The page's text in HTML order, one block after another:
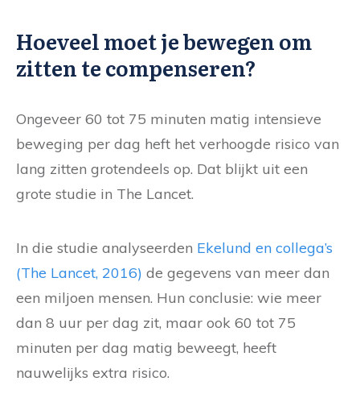
Hoeveel moet je bewegen om
zitten te compenseren?
Ongeveer 60 tot 75 minuten matig intensieve
beweging per dag heft het verhoogde risico van
lang zitten grotendeels op. Dat blijkt uit een
grote studie in The Lancet.
In die studie analyseerden Ekelund en collega’s
(The Lancet, 2016) de gegevens van meer dan
een miljoen mensen. Hun conclusie: wie meer
dan 8 uur per dag zit, maar ook 60 tot 75
minuten per dag matig beweegt, heeft
nauwelijks extra risico.